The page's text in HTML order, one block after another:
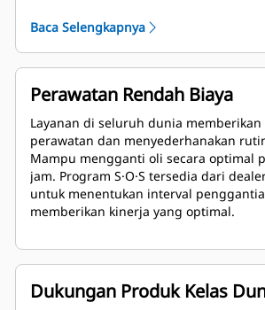
Baca Selengkapnya
Perawatan Rendah Biaya
Layanan di seluruh dunia memberikan
perawatan dan menyederhanakan
Mampu mengganti oli secara optimal
jam. Program S·O·S tersedia dari
untuk menentukan interval
memberikan kinerja yang optimal.
Dukungan Produk Kelas